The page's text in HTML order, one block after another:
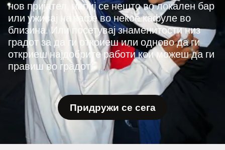
нов пријател, напиј се нешто во локален бар
или уживај на кафе во некое кафуле во
близина. Или посетувај знаменитости низ
градот за да ги откриеш или одново да ги
откриеш најдобрите работи кои можеш да ги
правиш во градот.
Придружи се сега